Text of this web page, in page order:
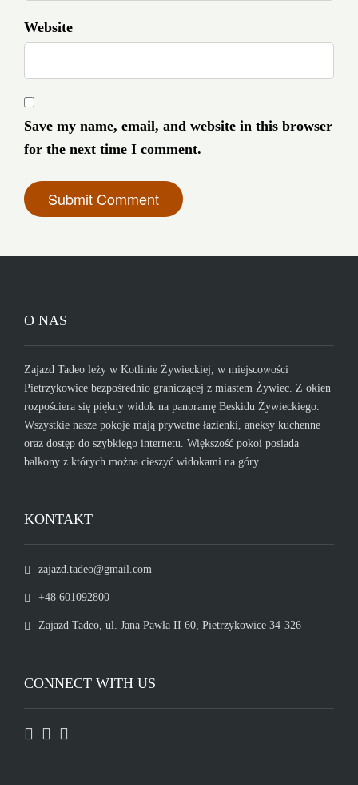
Website
Save my name, email, and website in this browser
for the next time I comment.
O NAS
Zajazd Tadeo leży w Kotlinie Żywieckiej, w miejscowości
Pietrzykowice bezpośrednio graniczącej z miastem Żywiec. Z okien
rozpościera się piękny widok na panoramę Beskidu Żywieckiego.
Wszystkie nasze pokoje mają prywatne łazienki, aneksy kuchenne
oraz dostęp do szybkiego internetu. Większość pokoi posiada
balkony z których można cieszyć widokami na góry.
KONTAKT
zajazd.tadeo@gmail.com
+48 601092800
Zajazd Tadeo, ul. Jana Pawła II 60, Pietrzykowice 34-326
CONNECT WITH US